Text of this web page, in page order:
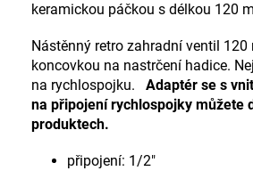
keramickou páčkou s délkou 120
Nástěnný retro zahradní ventil
koncovkou na nastrčení hadice.
na rychlospojku. Adaptér se s
na připojení rychlospojky můžete
produktech.
připojení: 1/2"